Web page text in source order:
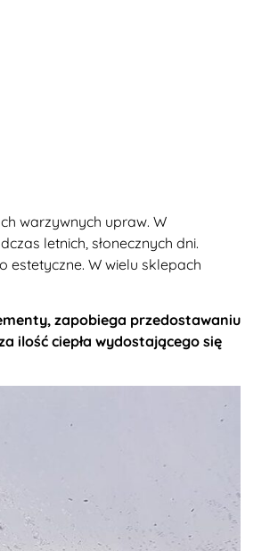
warzywnych upraw. W
letnich, słonecznych dni.
W wielu sklepach
zapobiega przedostawaniu
ilość ciepła wydostającego się